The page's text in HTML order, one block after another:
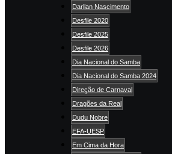
Darllan Nascimento
Desfile 2020
Desfile 2025
Desfile 2026
Dia Nacional do Samba
Dia Nacional do Samba 2024
Direção de Carnaval
Dragões da Real
Dudu Nobre
EFA-UESP
Em Cima da Hora